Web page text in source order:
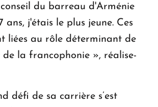
du barreau d'Arménie
ans, j'étais le plus jeune. Ces
liées au rôle déterminant de
la francophonie », réalise-
défi de sa carrière s’est